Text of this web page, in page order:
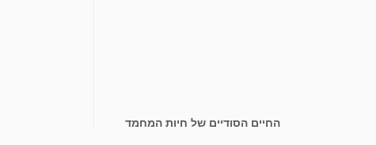
החיים הסודיים של חיות המחמד